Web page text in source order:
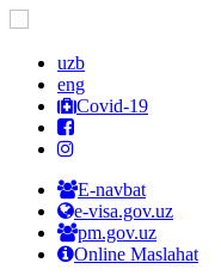
uzb
eng
Covid-19
E-navbat
e-visa.gov.uz
pm.gov.uz
Online Maslahat